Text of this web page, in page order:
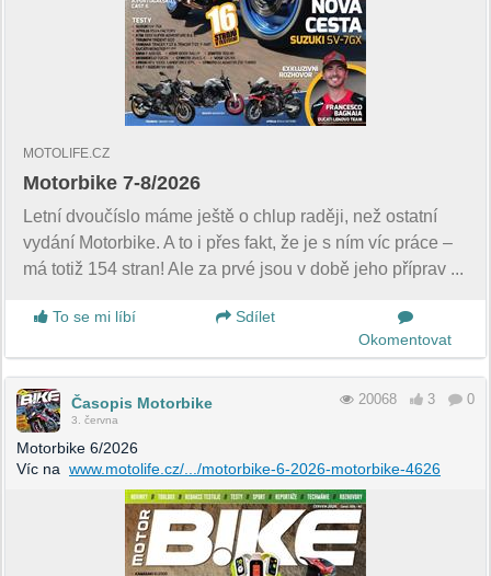
MOTOLIFE.CZ
Motorbike 7-8/2026
Letní dvoučíslo máme ještě o chlup raději, než ostatní
vydání Motorbike. A to i přes fakt, že je s ním víc práce –
má totiž 154 stran! Ale za prvé jsou v době jeho příprav ...
To se mi líbí
Sdílet
Okomentovat
Časopis Motorbike
3. června
20068 3 0
Motorbike 6/2026
Víc na www.motolife.cz/.../motorbike-6-2026-motorbike-4626